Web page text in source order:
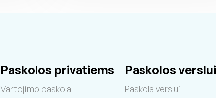
Paskolos privatiems
Vartojimo paskola
Paskolos verslui
Paskola verslui